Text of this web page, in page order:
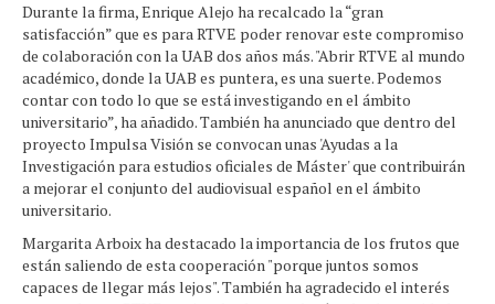
Durante la firma, Enrique Alejo ha recalcado la “gran
satisfacción” que es para RTVE poder renovar este compromiso
de colaboración con la UAB dos años más. "Abrir RTVE al mundo
académico, donde la UAB es puntera, es una suerte. Podemos
contar con todo lo que se está investigando en el ámbito
universitario”, ha añadido. También ha anunciado que dentro del
proyecto Impulsa Visión se convocan unas 'Ayudas a la
Investigación para estudios oficiales de Máster' que contribuirán
a mejorar el conjunto del audiovisual español en el ámbito
universitario.
Margarita Arboix ha destacado la importancia de los frutos que
están saliendo de esta cooperación "porque juntos somos
capaces de llegar más lejos". También ha agradecido el interés